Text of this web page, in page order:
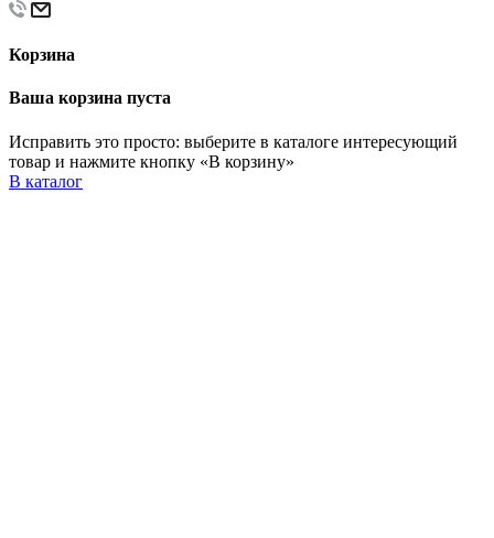
Корзина
Ваша корзина пуста
Исправить это просто: выберите в каталоге интересующий
товар и нажмите кнопку «В корзину»
В каталог